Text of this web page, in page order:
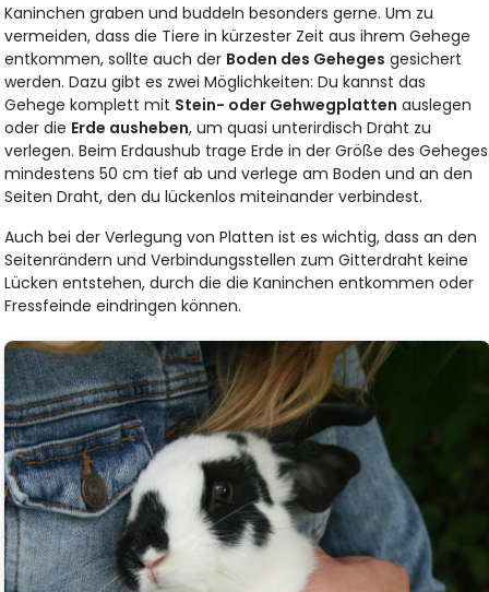
Kaninchen graben und buddeln besonders gerne. Um zu
vermeiden, dass die Tiere in kürzester Zeit aus ihrem Gehege
entkommen, sollte auch der Boden des Geheges gesichert
werden. Dazu gibt es zwei Möglichkeiten: Du kannst das
Gehege komplett mit Stein- oder Gehwegplatten auslegen
oder die Erde ausheben, um quasi unterirdisch Draht zu
verlegen. Beim Erdaushub trage Erde in der Größe des Geheges
mindestens 50 cm tief ab und verlege am Boden und an den
Seiten Draht, den du lückenlos miteinander verbindest.
Auch bei der Verlegung von Platten ist es wichtig, dass an den
Seitenrändern und Verbindungsstellen zum Gitterdraht keine
Lücken entstehen, durch die die Kaninchen entkommen oder
Fressfeinde eindringen können.